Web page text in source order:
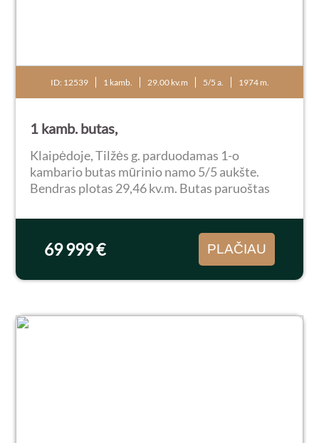
ID: 12539 1 kamb. 29.00 kv.m 5/5 a. 1974 m.
1 kamb. butas,
Klaipėdoje, Tilžės g. parduodamas 1-o
kambario butas mūrinio namo 5/5 aukšte.
Bendras plotas 29,46 kv.m. Butas paruoštas
šildymas, renovacijos likutis 4200 €. Puiki vieta
69 999 € PLAČIAU